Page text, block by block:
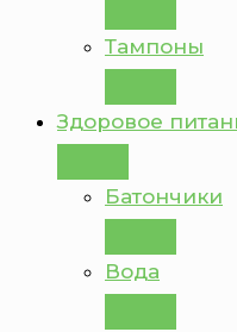
Тампоны
Здоровое
Батончики
Вода